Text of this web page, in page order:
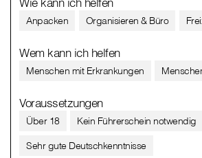
Anpacken Organisieren & Büro
Wem kann ich helfen
Menschen mit Erkrankungen
Voraussetzungen
Über 18
Kein Führerschein notwendig
Sehr gute Deutschkenntnisse